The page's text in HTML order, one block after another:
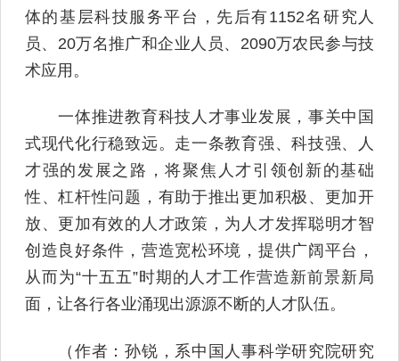
体的基层科技服务平台，先后有1152名研究人
员、20万名推广和企业人员、2090万农民参与技
术应用。
一体推进教育科技人才事业发展，事关中国
式现代化行稳致远。走一条教育强、科技强、人
才强的发展之路，将聚焦人才引领创新的基础
性、杠杆性问题，有助于推出更加积极、更加开
放、更加有效的人才政策，为人才发挥聪明才智
创造良好条件，营造宽松环境，提供广阔平台，
从而为“十五五”时期的人才工作营造新前景新局
面，让各行各业涌现出源源不断的人才队伍。
（作者：孙锐，系中国人事科学研究院研究